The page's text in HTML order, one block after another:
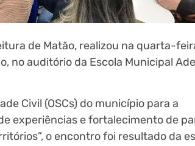
de Matão, realizou na quarta-
no auditório da Escola Municipal
Civil (OSCs) do município para a
experiências e fortalecimento de
o encontro foi resultado da